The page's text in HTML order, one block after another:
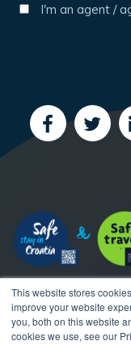
This website stores
improve your website
you, both on this website
cookies we use, see our
I'm an agent /